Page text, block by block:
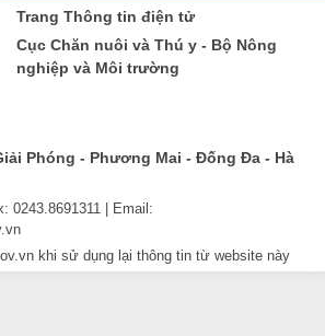
Trang Thông tin điện tử
Cục Chăn nuôi và Thú y - Bộ Nông
nghiệp và Môi trường
Phóng - Phương Mai - Đống Đa - Hà
0243.8691311 | Email:
khi sử dụng lại thông tin từ website này